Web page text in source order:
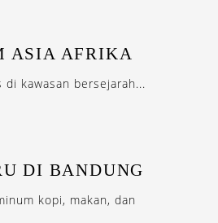
ASIA AFRIKA
kawasan bersejarah...
DI BANDUNG
kopi, makan, dan